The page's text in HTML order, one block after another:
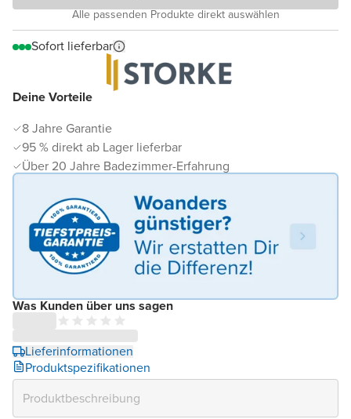
Deine Vorteile
8 Jahre Garantie
95 % direkt ab Lager lieferbar
Über 20 Jahre Badezimmer-Erfahrung
Was Kunden über uns sagen
Lieferinformationen
Produktspezifikationen
Alle passenden Produkte direkt auswählen
Sofort lieferbar